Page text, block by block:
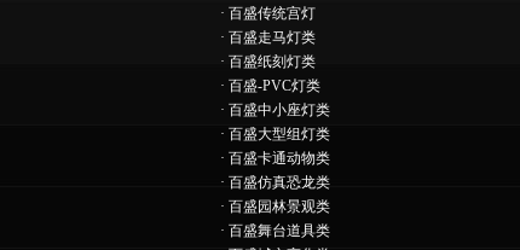
· 百盛传统宫灯
· 百盛走马灯类
· 百盛纸刻灯类
· 百盛-PVC灯类
· 百盛中小座灯类
· 百盛大型组灯类
· 百盛卡通动物类
· 百盛仿真恐龙类
· 百盛园林景观类
· 百盛舞台道具类